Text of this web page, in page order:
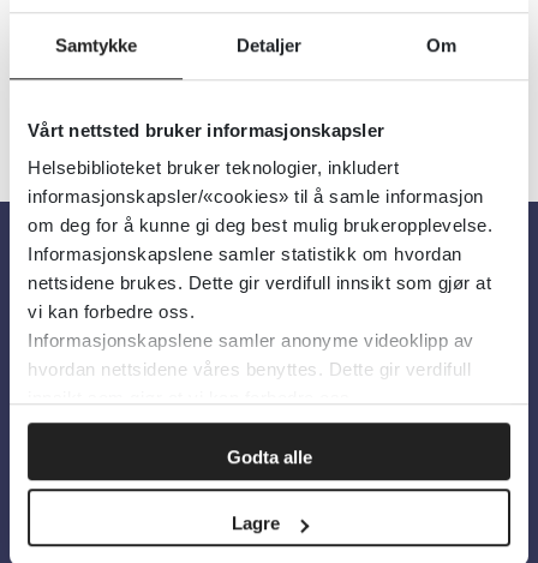
Samtykke Detaljer Om
Vårt nettsted bruker informasjonskapsler
Helsebiblioteket bruker teknologier, inkludert
informasjonskapsler/«cookies» til å samle informasjon
om deg for å kunne gi deg best mulig brukeropplevelse.
Informasjonskapslene samler statistikk om hvordan
nettsidene brukes. Dette gir verdifull innsikt som gjør at
vi kan forbedre oss.
Informasjonskapslene samler anonyme videoklipp av
hvordan nettsidene våres benyttes. Dette gir verdifull
Godta alle
Lagre
9Treff Dato Alfabetisk
Om oss
Om Helsebiblioteket
Personvern og informasjonskapsler
Tilgjengelighetserklæring
Information in English
Bilder fra Colourbox.com